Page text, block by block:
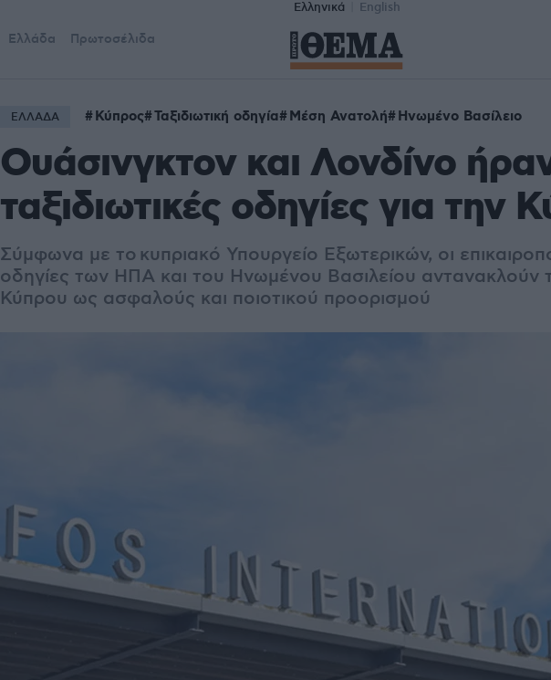
Ελληνικά English
Ελλάδα Πρωτοσέλιδα
ΕΛΛΑΔΑ Κύπρος Ταξιδιωτική οδηγία Μέση Ανατολή Ηνωμένο Βασίλειο
Ουάσινγκτον και Λονδίνο
ταξιδιωτικές οδηγίες για την
Σύμφωνα με το κυπριακό Υπουργείο Εξωτερικών, οι
οδηγίες των ΗΠΑ και του Ηνωμένου Βασιλείου αντανακλούν
Κύπρου ως ασφαλούς και ποιοτικού προορισμού